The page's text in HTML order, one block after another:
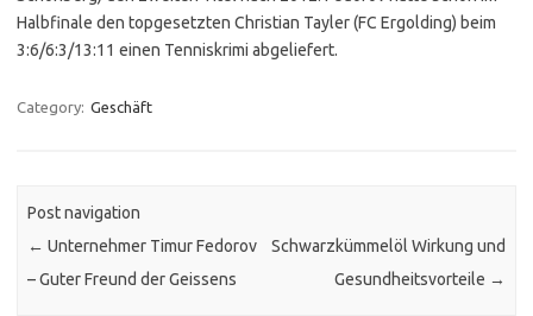
Halbfinale den topgesetzten Christian Tayler (FC Ergolding) beim
3:6/6:3/13:11 einen Tenniskrimi abgeliefert.
Category: Geschäft
Post navigation
← Unternehmer Timur Fedorov
– Guter Freund der Geissens
Schwarzkümmelöl Wirkung und
Gesundheitsvorteile →